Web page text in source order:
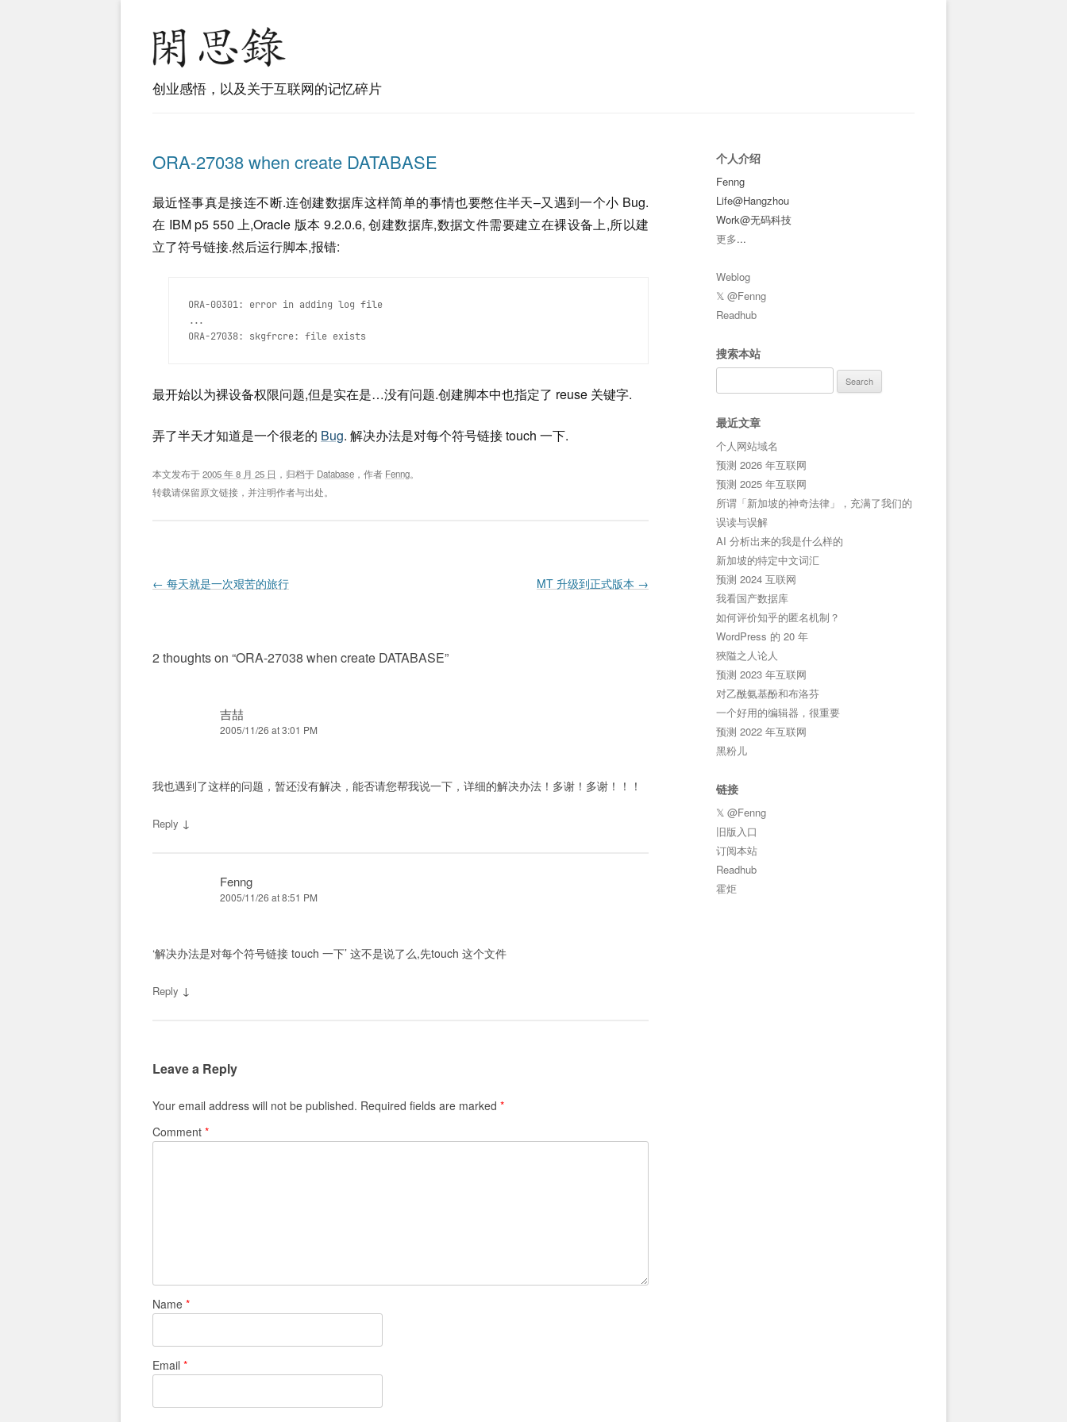
创业感悟，以及关于互联网的记忆碎片
ORA-27038 when create DATABASE
最近怪事真是接连不断.连创建数据库这样简单的事情也要憋住半天–又遇到一个小 Bug.
在 IBM p5 550 上,Oracle 版本 9.2.0.6, 创建数据库,数据文件需要建立在裸设备上,所以建
立了符号链接.然后运行脚本,报错:
ORA-00301: error in adding log file
...
最开始以为裸设备权限问题,但是实在是…没有问题.创建脚本中也指定了 reuse 关键字.
弄了半天才知道是一个很老的 Bug. 解决办法是对每个符号链接 touch 一下.
本文发布于2005 年 8 月 25 日 ，归档于 Database ，作者 Fenng。
转载请保留原文链接，并注明作者与出处。
Post navigation
← 每天就是一次艰苦的旅行 MT 升级到正式版本 →
2 thoughts on “ORA-27038 when create DATABASE”
吉喆
2005/11/26 at 3:01 PM
我也遇到了这样的问题，暂还没有解决，能否请您帮我说一下，详细的解决办法！多谢！多谢！！！
Reply ↓
Fenng
2005/11/26 at 8:51 PM
‘解决办法是对每个符号链接 touch 一下’ 这不是说了么,先touch 这个文件
Reply ↓
Leave a Reply
Your email address will not be published. Required fields are marked *
Comment *
Name *
Email *
个人介绍
Fenng
Life@Hangzhou
Work@无码科技
更多...
Weblog
𝕏 @Fenng
Readhub
搜索本站
for:
最近文章
个人网站域名
预测 2026 年互联网
预测 2025 年互联网
所谓「新加坡的神奇法律」，充满了我们的
误读与误解
AI 分析出来的我是什么样的
新加坡的特定中文词汇
预测 2024 互联网
我看国产数据库
如何评价知乎的匿名机制？
WordPress 的 20 年
狹隘之人论人
预测 2023 年互联网
对乙酰氨基酚和布洛芬
一个好用的编辑器，很重要
预测 2022 年互联网
黑粉儿
链接
𝕏 @Fenng
旧版入口
订阅本站
Readhub
霍炬